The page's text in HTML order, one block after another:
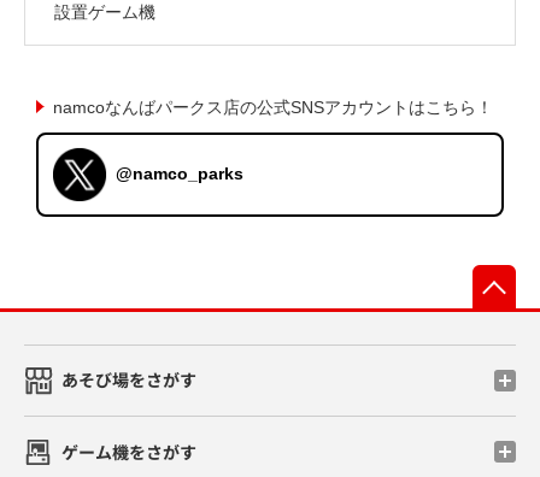
設置ゲーム機
namcoなんばパークス店の公式SNSアカウントはこちら！
@namco_parks
あそび場をさがす
ゲーム機をさがす